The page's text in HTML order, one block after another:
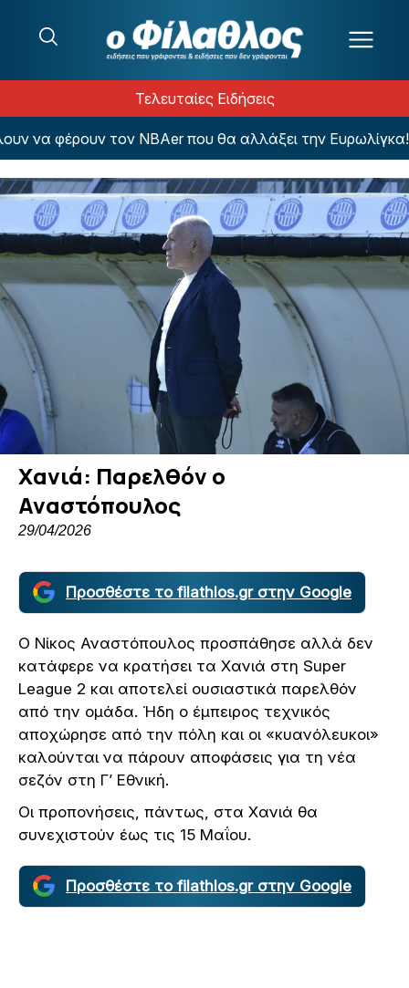
Τελευταίες Ειδήσεις
να φέρουν τον NBAer που θα αλλάξει την Ευρωλίγκα!
Χανιά: Παρελθόν ο
Αναστόπουλος
29/04/2026
Προσθέστε το filathlos.gr στην Google
Ο Νίκος Αναστόπουλος προσπάθησε αλλά δεν
κατάφερε να κρατήσει τα Χανιά στη Super
League 2 και αποτελεί ουσιαστικά παρελθόν
από την ομάδα. Ήδη ο έμπειρος τεχνικός
αποχώρησε από την πόλη και οι «κυανόλευκοι»
καλούνται να πάρουν αποφάσεις για τη νέα
σεζόν στη Γ’ Εθνική.
Οι προπονήσεις, πάντως, στα Χανιά θα
συνεχιστούν έως τις 15 Μαΐου.
Προσθέστε το filathlos.gr στην Google